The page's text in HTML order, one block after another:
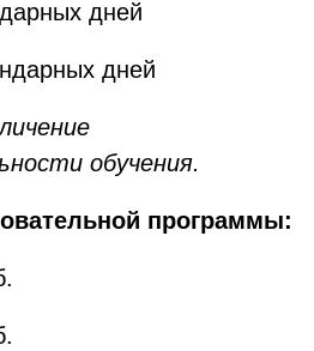
дней
дней
обучения.
программы: